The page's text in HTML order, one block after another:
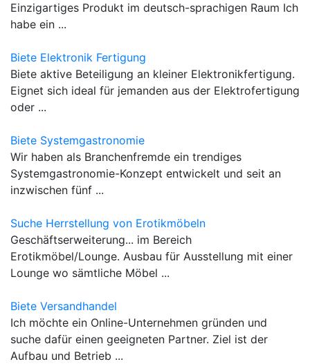
Einzigartiges Produkt im deutsch-sprachigen Raum Ich
habe ein ...
Biete Elektronik Fertigung
Biete aktive Beteiligung an kleiner Elektronikfertigung.
Eignet sich ideal für jemanden aus der Elektrofertigung
oder ...
Biete Systemgastronomie
Wir haben als Branchenfremde ein trendiges
Systemgastronomie-Konzept entwickelt und seit an
inzwischen fünf ...
Suche Herrstellung von Erotikmöbeln
Geschäftserweiterung... im Bereich
Erotikmöbel/Lounge. Ausbau für Ausstellung mit einer
Lounge wo sämtliche Möbel ...
Biete Versandhandel
Ich möchte ein Online-Unternehmen gründen und
suche dafür einen geeigneten Partner. Ziel ist der
Aufbau und Betrieb ...